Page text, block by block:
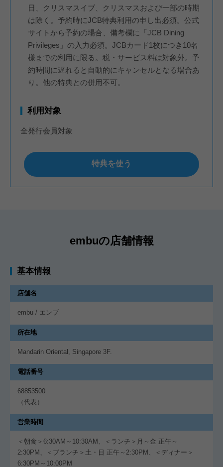
日、クリスマスイブ、クリスマスおよび一部の時期
は除く。予約時にJCB特典利用の申し出必須。公式
サイトから予約の場合、備考欄に「JCB Dining
Privileges」の入力必須。JCBカード1枚につき10名
様までの利用に限る。税・サービス料は対象外。予
約時間に遅れると自動的にキャンセルとなる場合あ
り。他の特典との併用不可。
利用対象
全発行会員対象
特典を使う
embuの店舗情報
基本情報
店舗名
embu / エンブ
所在地
Mandarin Oriental, Singapore 3F.
電話番号
68853500
（代表）
営業時間
＜朝食＞6:30AM～10:30AM、＜ランチ＞月～金 正午～
2:30PM、＜ブランチ＞土・日 正午～2:30PM、＜ディナー＞
6:30PM～10:00PM